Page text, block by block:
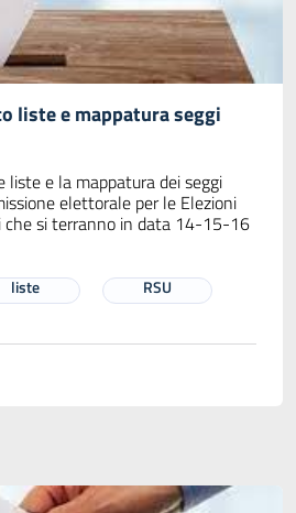
liste e mappatura seggi
liste e la mappatura dei seggi
elettorale per le Elezioni
che si terranno in data 14-15-16
liste RSU